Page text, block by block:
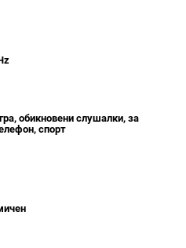
обикновени слушалки, за
спорт